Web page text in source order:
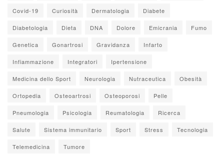
Covid-19 Curiosità Dermatologia Diabete
Diabetologia Dieta DNA Dolore Emicrania Fumo
Genetica Gonartrosi Gravidanza Infarto
Infiammazione Integratori Ipertensione
Medicina dello Sport Neurologia Nutraceutica Obesità
Ortopedia Osteoartrosi Osteoporosi Pelle
Pneumologia Psicologia Reumatologia Ricerca
Salute Sistema immunitario Sport Stress Tecnologia
Telemedicina Tumore